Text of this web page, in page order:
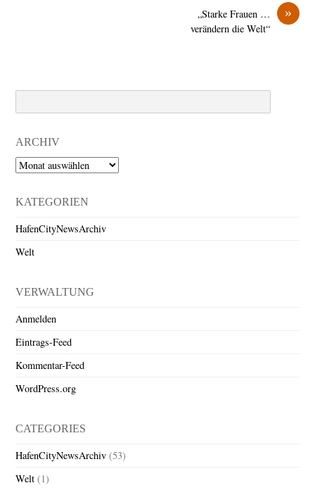
»
„Starke Frauen …
verändern die Welt“
ARCHIV
Archiv
KATEGORIEN
HafenCityNewsArchiv
Welt
VERWALTUNG
Anmelden
Eintrags-Feed
Kommentar-Feed
WordPress.org
CATEGORIES
HafenCityNewsArchiv (53)
Welt (1)